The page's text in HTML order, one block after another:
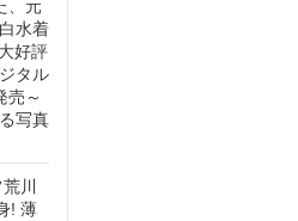
、元
水着
好評
タル
売～
写真
川
! 薄